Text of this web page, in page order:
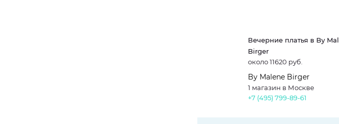
Вечерние платья в By
Birger
около 11620 руб.
By Malene Birger
1 магазин в Москве
+7 (495) 799-89-61